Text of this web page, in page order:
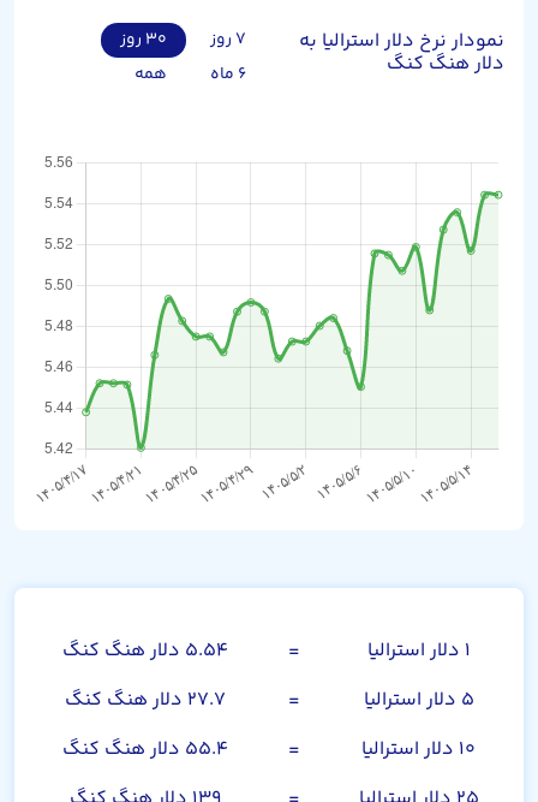
نمودار نرخ دلار استرالیا به
دلار هنگ کنگ
۷ روز
۳۰ روز
۶ ماه
همه
۱ دلار استرالیا =
۵.۵۴ دلار هنگ کنگ
۵ دلار استرالیا
=
۲۷.۷ دلار هنگ کنگ
۱۰ دلار استرالیا
=
۵۵.۴ دلار هنگ کنگ